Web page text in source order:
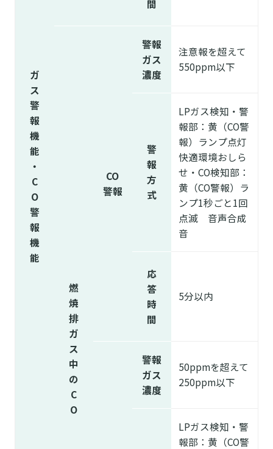
ガ
ス
警
報
機
能
・
C
O
警
報
機
能
間
燃
焼
排
ガ
ス
中
の
C
O
CO
警報
警報
ガス
濃度
注意報を超えて
550ppm以下
警
報
方
式
LPガス検知・警
報部：黄（CO警
報）ランプ点灯
快適環境おしら
せ・CO検知部：
黄（CO警報）ラ
ンプ1秒ごと1回
点滅 音声合成
音
応
答
時
間
5分以内
警報
ガス
濃度
50ppmを超えて
250ppm以下
LPガス検知・警
報部：黄（CO警